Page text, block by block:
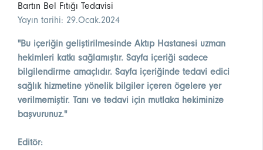
Bartın Bel Fıtığı Tedavisi
Yayın tarihi: 29.Ocak.2024
"Bu içeriğin geliştirilmesinde Aktıp Hastanesi uzman
hekimleri katkı sağlamıştır. Sayfa içeriği sadece
bilgilendirme amaçlıdır. Sayfa içeriğinde tedavi edici
sağlık hizmetine yönelik bilgiler içeren ögelere yer
verilmemiştir. Tanı ve tedavi için mutlaka hekiminize
başvurunuz."
Editör: